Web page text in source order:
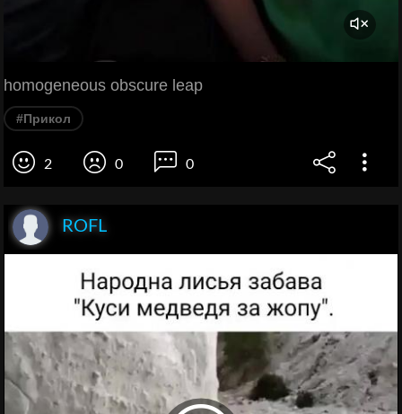
homogeneous obscure leap
#Прикол
2 0 0
ROFL